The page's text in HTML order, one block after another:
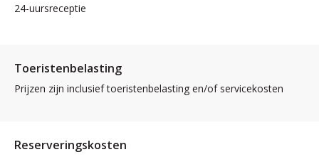
24-uursreceptie
Toeristenbelasting
Prijzen zijn inclusief toeristenbelasting en/of servicekosten
Reserveringskosten